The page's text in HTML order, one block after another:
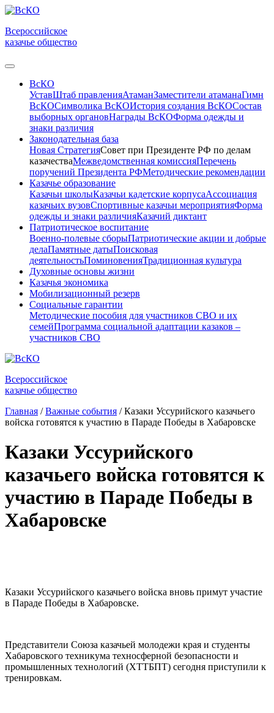
Всероссийское
казачье общество
ВсКО
УставШтаб правленияАтаманЗаместители атаманаГимн
ВсКОСимволика ВсКОИстория создания ВсКОСостав
выборных органовНаграды ВсКОФорма одежды и
знаки различия
Законодательная база
Новая СтратегияСовет при Президенте РФ по делам
казачестваМежведомственная комиссияПеречень
поручений Президента РФМетодические рекомендации
Казачье образование
Казачьи школыКазачьи кадетские корпусаАссоциация
казачьих вузовСпортивные казачьи мероприятияФорма
одежды и знаки различияКазачий диктант
Патриотическое воспитание
Военно-полевые сборыПатриотические акции и добрые
делаПамятные датыПоисковая
деятельностьПоминовенияТрадиционная культура
Духовные основы жизни
Казачья экономика
Мобилизационный резерв
Социальные гарантии
Методические пособия для участников СВО и их
семейПрограмма социальной адаптации казаков –
участников СВО
Всероссийское
казачье общество
Главная / Важные события / Казаки Уссурийского казачьего
войска готовятся к участию в Параде Победы в Хабаровске
Казаки Уссурийского
казачьего войска готовятся к
участию в Параде Победы в
Хабаровске
Казаки Уссурийского казачьего войска вновь примут участие
в Параде Победы в Хабаровске.
Представители Союза казачьей молодежи края и студенты
Хабаровского техникума техносферной безопасности и
промышленных технологий (ХТТБПТ) сегодня приступили к
тренировкам.